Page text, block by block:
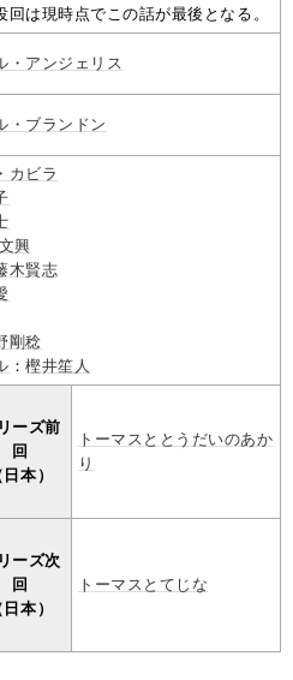
回は現時点でこの話が最後となる。
・アンジェリス
・ブランドン
カビラ
興
木賢志
剛稔
：樫井笙人
ーズ前
回
日本）
トーマスととうだいのあか
り
ーズ次
回
日本）
トーマスとてじな